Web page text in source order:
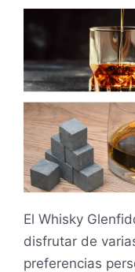
El Whisky
disfrutar de
preferencias